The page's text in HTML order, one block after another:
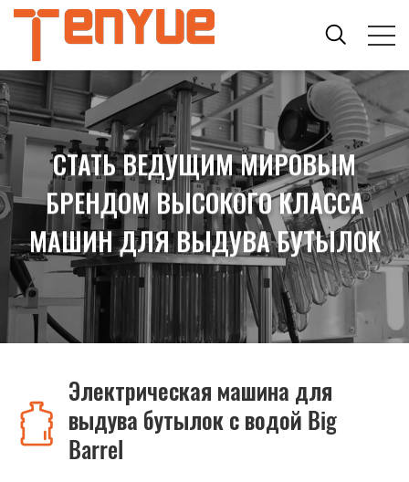
СТАТЬ ВЕДУЩИМ МИРОВЫМ
БРЕНДОМ ВЫСОКОГО КЛАССА
МАШИН ДЛЯ ВЫДУВА БУТЫЛОК
Электрическая машина для
выдува бутылок с водой Big
Barrel